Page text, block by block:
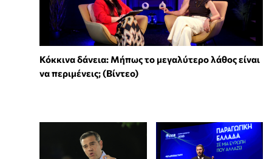
Κόκκινα δάνεια: Μήπως το μεγαλύτερο λάθος είναι
να περιμένεις; (Βίντεο)